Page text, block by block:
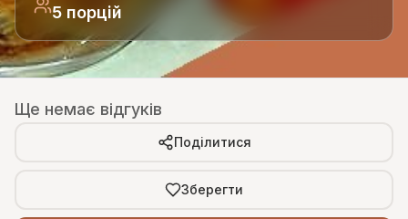
5 порцій
Ще немає відгуків
Поділитися
Зберегти